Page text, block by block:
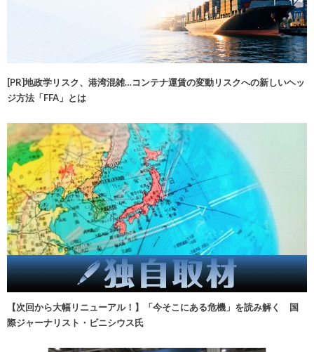
[PR]地政学リスク、港湾混雑…コンテナ運賃の変動リスクへの新しいヘッ
ジ方法「FFA」とは
【次回から大幅リニューアル！】「今そこにある危機」を読み解く 国
際ジャーナリスト・ビニシウス氏